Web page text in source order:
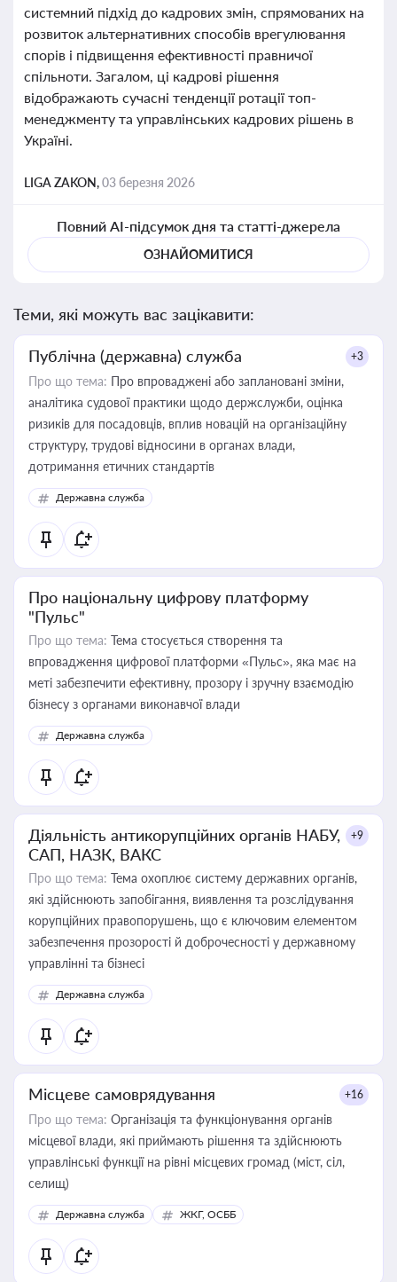
системний підхід до кадрових змін, спрямованих на
розвиток альтернативних способів врегулювання
спорів і підвищення ефективності правничої
спільноти. Загалом, ці кадрові рішення
відображають сучасні тенденції ротації топ-
менеджменту та управлінських кадрових рішень в
Україні.
LIGA ZAKON,03 березня 2026
Повний AI-підсумок дня та статті-джерела
ОЗНАЙОМИТИСЯ
Теми, які можуть вас зацікавити:
Публічна (державна) служба +3
Про що тема: Про впроваджені або заплановані зміни,
аналітика судової практики щодо держслужби, оцінка
ризиків для посадовців, вплив новацій на організаційну
структуру, трудові відносини в органах влади,
дотримання етичних стандартів
Державна служба
Про національну цифрову платформу
"Пульс"
Про що тема: Тема стосується створення та
впровадження цифрової платформи «Пульс», яка має на
меті забезпечити ефективну, прозору і зручну взаємодію
бізнесу з органами виконавчої влади
Державна служба
Діяльність антикорупційних органів НАБУ,
САП, НАЗК, ВАКС
+9
Про що тема: Тема охоплює систему державних органів,
які здійснюють запобігання, виявлення та розслідування
корупційних правопорушень, що є ключовим елементом
забезпечення прозорості й доброчесності у державному
управлінні та бізнесі
Державна служба
Місцеве самоврядування +16
Про що тема: Організація та функціонування органів
місцевої влади, які приймають рішення та здійснюють
управлінські функції на рівні місцевих громад (міст, сіл,
селищ)
Державна служба ЖКГ, ОСББ